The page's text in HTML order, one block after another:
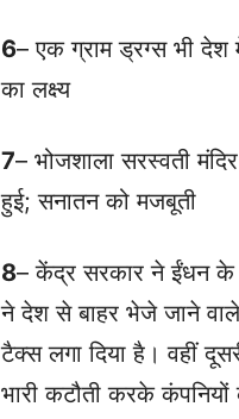
6– एक ग्राम ड्रग्स भी
का लक्ष्य
7– भोजशाला सरस्वती
हुई; सनातन को मजबूती
8– केंद्र सरकार ने ईंधन के
ने देश से बाहर भेजे जाने वाले
टैक्स लगा दिया है। वहीं
भारी कटौती करके